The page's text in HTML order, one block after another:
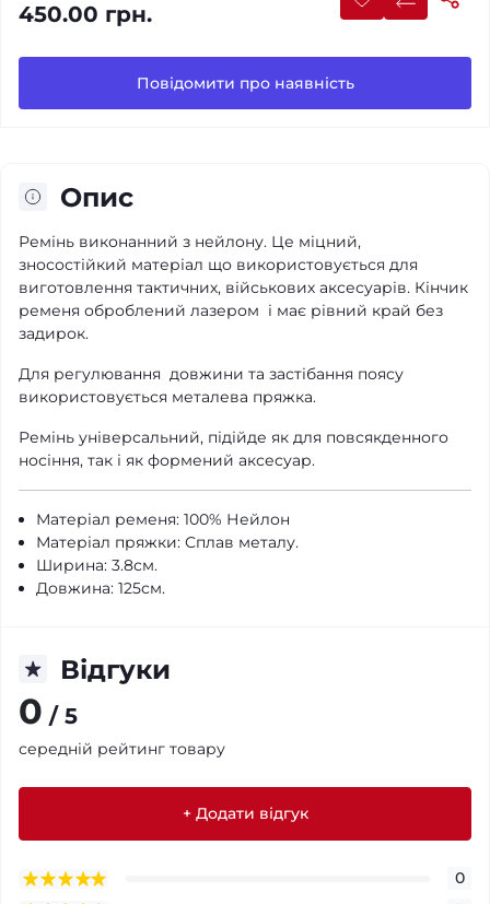
450.00 грн.
Повідомити про наявність
Опис
Ремінь виконанний з нейлону. Це міцний,
зносостійкий матеріал що використовується для
виготовлення тактичних, військових аксесуарів. Кінчик
ременя оброблений лазером і має рівний край без
задирок.
Для регулювання довжини та застібання поясу
використовується металева пряжка.
Ремінь універсальний, підійде як для повсякденного
носіння, так і як формений аксесуар.
Матеріал ременя: 100% Нейлон
Матеріал пряжки: Сплав металу.
Ширина: 3.8см.
Довжина: 125см.
Відгуки
0 / 5
середній рейтинг товару
+ Додати відгук
0